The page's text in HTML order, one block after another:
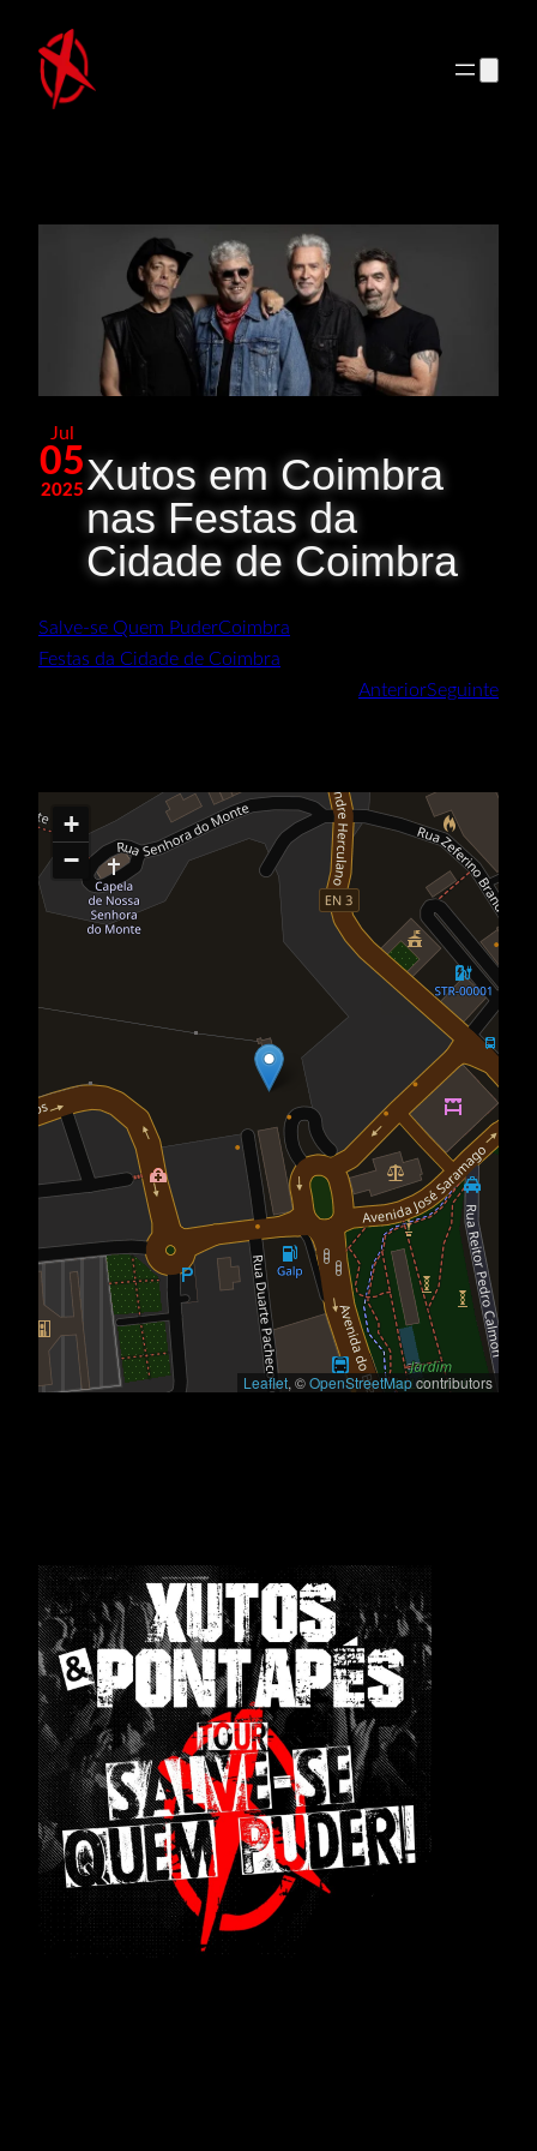
para
Jul
05
2025 Xutos em Coimbra
nas Festas da
Cidade de Coimbra
Salve-se Quem PuderCoimbra
Festas da Cidade de Coimbra
AnteriorSeguinte
+
−
Leaflet, ©OpenStreetMapcontributors